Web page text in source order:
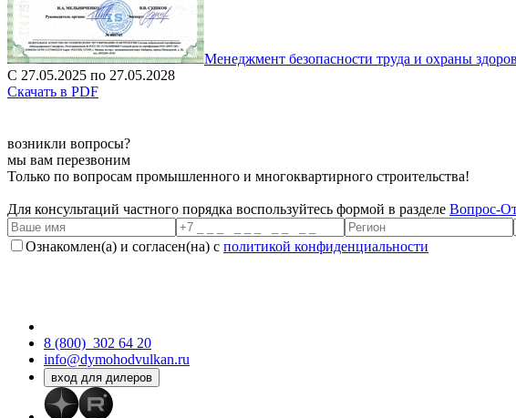
Менеджмент безопасности труда и охраны
С 27.05.2025 по 27.05.2028
Скачать в PDF
возникли вопросы?
мы вам перезвоним
Только по вопросам промышленного и многоквартирного строительства!
Для консультаций частного порядка воспользуйтесь формой в разделе Вопрос-
Ознакомлен(а) и согласен(на) с политикой конфиденциальности
8 (800) 302 64 20
info@dymohodvulkan.ru